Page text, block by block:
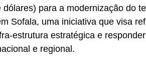
dólares) para a modernização do
Sofala, uma iniciativa que visa
estrutura estratégica e
e regional.